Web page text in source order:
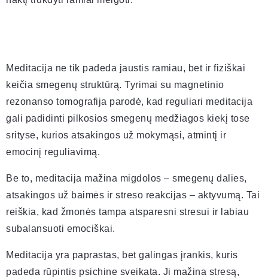
Meditacija ne tik padeda jaustis ramiau, bet ir fiziškai
keičia smegenų struktūrą. Tyrimai su magnetinio
rezonanso tomografija parodė, kad reguliari meditacija
gali padidinti pilkosios smegenų medžiagos kiekį tose
srityse, kurios atsakingos už mokymąsi, atmintį ir
emocinį reguliavimą.
Be to, meditacija mažina migdolos – smegenų dalies,
atsakingos už baimės ir streso reakcijas – aktyvumą. Tai
reiškia, kad žmonės tampa atsparesni stresui ir labiau
subalansuoti emociškai.
Meditacija yra paprastas, bet galingas įrankis, kuris
padeda rūpintis psichine sveikata. Ji mažina stresą,